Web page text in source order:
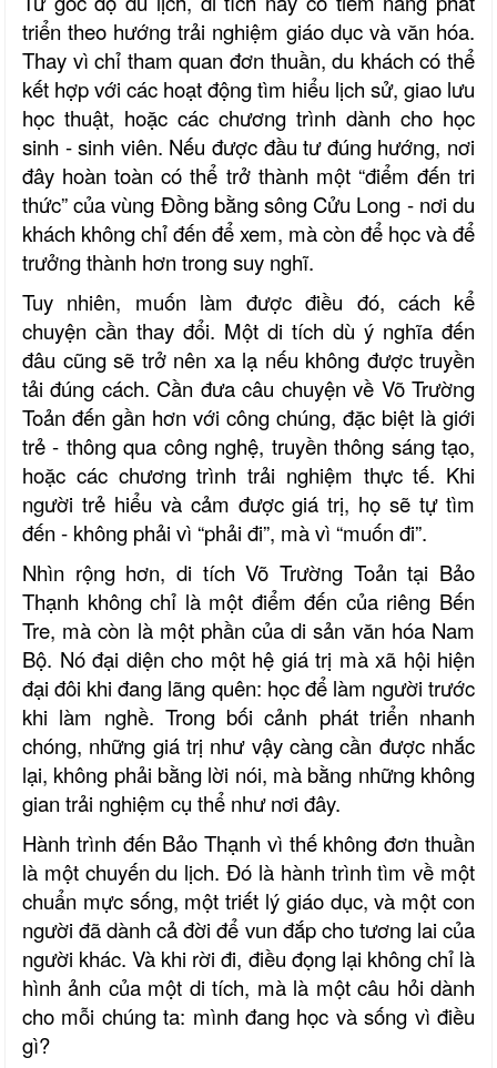
triển theo hướng trải nghiệm giáo dục và văn hóa.
Thay vì chỉ tham quan đơn thuần, du khách có thể
kết hợp với các hoạt động tìm hiểu lịch sử, giao lưu
học thuật, hoặc các chương trình dành cho học
sinh - sinh viên. Nếu được đầu tư đúng hướng, nơi
đây hoàn toàn có thể trở thành một “điểm đến tri
thức” của vùng Đồng bằng sông Cửu Long - nơi du
khách không chỉ đến để xem, mà còn để học và để
trưởng thành hơn trong suy nghĩ.
Tuy nhiên, muốn làm được điều đó, cách kể
chuyện cần thay đổi. Một di tích dù ý nghĩa đến
đâu cũng sẽ trở nên xa lạ nếu không được truyền
tải đúng cách. Cần đưa câu chuyện về Võ Trường
Toản đến gần hơn với công chúng, đặc biệt là giới
trẻ - thông qua công nghệ, truyền thông sáng tạo,
hoặc các chương trình trải nghiệm thực tế. Khi
người trẻ hiểu và cảm được giá trị, họ sẽ tự tìm
đến - không phải vì “phải đi”, mà vì “muốn đi”.
Nhìn rộng hơn, di tích Võ Trường Toản tại Bảo
Thạnh không chỉ là một điểm đến của riêng Bến
Tre, mà còn là một phần của di sản văn hóa Nam
Bộ. Nó đại diện cho một hệ giá trị mà xã hội hiện
đại đôi khi đang lãng quên: học để làm người trước
khi làm nghề. Trong bối cảnh phát triển nhanh
chóng, những giá trị như vậy càng cần được nhắc
lại, không phải bằng lời nói, mà bằng những không
gian trải nghiệm cụ thể như nơi đây.
Hành trình đến Bảo Thạnh vì thế không đơn thuần
là một chuyến du lịch. Đó là hành trình tìm về một
chuẩn mực sống, một triết lý giáo dục, và một con
người đã dành cả đời để vun đắp cho tương lai của
người khác. Và khi rời đi, điều đọng lại không chỉ là
hình ảnh của một di tích, mà là một câu hỏi dành
cho mỗi chúng ta: mình đang học và sống vì điều
gì?